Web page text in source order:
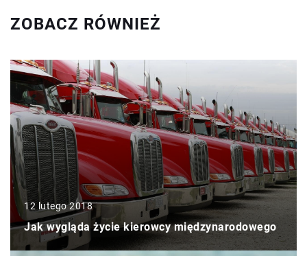
ZOBACZ RÓWNIEŻ
12 lutego 2018
Jak wygląda życie kierowcy międzynarodowego